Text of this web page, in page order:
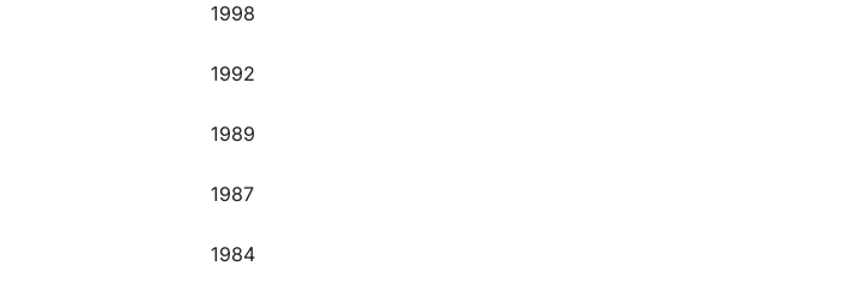
1998
1992
1989
1987
1984